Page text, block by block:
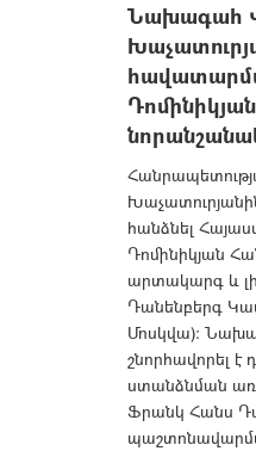
Նախագահ
հանձնել
Դոմինիկյան
արտակարգ և
Դանենբերգ
Մոսկվա):
շնորհավորել
ստանձնման
Ֆրանկ Հանս